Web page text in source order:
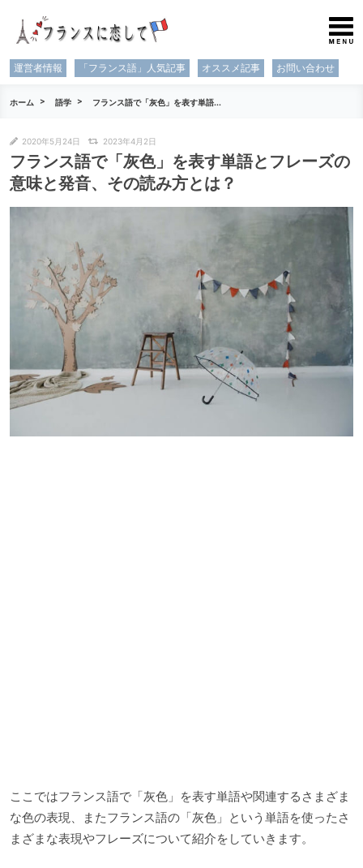
運営者情報 「フランス語」人気記事 オススメ記事 お問い合わせ
ホーム 語学 フランス語で「灰色」を表す単語...
2020年5月24日 2023年4月2日
フランス語で「灰色」を表す単語とフレーズの
意味と発音、その読み方とは？
ここではフランス語で「灰色」を表す単語や関連するさまざま
な色の表現、またフランス語の「灰色」という単語を使ったさ
まざまな表現やフレーズについて紹介をしていきます。